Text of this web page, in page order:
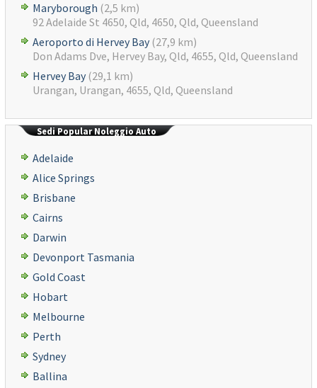
Maryborough (2,5 km)
92 Adelaide St 4650, Qld, 4650, Qld, Queensland
Aeroporto di Hervey Bay(27,9 km)
Don Adams Dve, Hervey Bay, Qld, 4655, Qld, Queensland
Hervey Bay(29,1 km)
Urangan, Urangan, 4655, Qld, Queensland
Sedi Popular Noleggio Auto
Adelaide
Alice Springs
Brisbane
Cairns
Darwin
Devonport Tasmania
Gold Coast
Hobart
Melbourne
Perth
Sydney
Ballina